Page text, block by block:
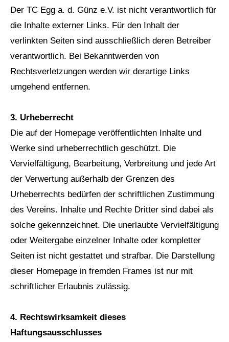
Der TC Egg a. d. Günz e.V. ist nicht verantwortlich für
die Inhalte externer Links. Für den Inhalt der
verlinkten Seiten sind ausschließlich deren Betreiber
verantwortlich. Bei Bekanntwerden von
Rechtsverletzungen werden wir derartige Links
umgehend entfernen.
3. Urheberrecht
Die auf der Homepage veröffentlichten Inhalte und
Werke sind urheberrechtlich geschützt. Die
Vervielfältigung, Bearbeitung, Verbreitung und jede Art
der Verwertung außerhalb der Grenzen des
Urheberrechts bedürfen der schriftlichen Zustimmung
des Vereins. Inhalte und Rechte Dritter sind dabei als
solche gekennzeichnet. Die unerlaubte Vervielfältigung
oder Weitergabe einzelner Inhalte oder kompletter
Seiten ist nicht gestattet und strafbar. Die Darstellung
dieser Homepage in fremden Frames ist nur mit
schriftlicher Erlaubnis zulässig.
4. Rechtswirksamkeit dieses
Haftungsausschlusses